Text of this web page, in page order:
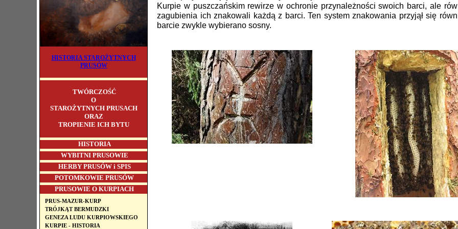
HISTORIA STAROŻYTNYCH
PRUSÓW
TWÓRCZOŚĆ
O
STAROŻYTNYCH PRUSACH
ORAZ
TROPIENIE ICH BYTU
HISTORIA
WYBITNI PRUSOWIE
HERBY PRUSÓW i SPIS
POTOMKOWIE PRUSÓW
PRUSOWIE O KURPIACH
PRUS-MAZUR-KURP
TRÓJKĄT BERMUDZKI
GENEZA LUDU KURPIOWSKIEGO
KURPIE - HISTORIA
Kurpie w puszczańskim rewirze w ochronie przynależności swoich barci, ale
zagubienia ich znakowali każdą z barci. Ten system znakowania przyjął się
barcie zwykle wybierano sosny.